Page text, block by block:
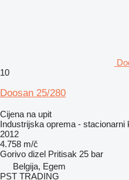
10
Doosan 25/280
Cijena na upit
Industrijska oprema - stacionarni
2012
4.758 m/č
Gorivo dizel Pritisak 25 bar
Belgija, Egem
PST TRADING